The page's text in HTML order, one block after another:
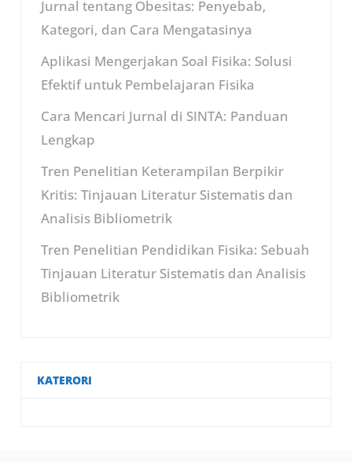
Jurnal tentang Obesitas: Penyebab,
Kategori, dan Cara Mengatasinya
Aplikasi Mengerjakan Soal Fisika: Solusi
Efektif untuk Pembelajaran Fisika
Cara Mencari Jurnal di SINTA: Panduan
Lengkap
Tren Penelitian Keterampilan Berpikir
Kritis: Tinjauan Literatur Sistematis dan
Analisis Bibliometrik
Tren Penelitian Pendidikan Fisika: Sebuah
Tinjauan Literatur Sistematis dan Analisis
Bibliometrik
KATERORI